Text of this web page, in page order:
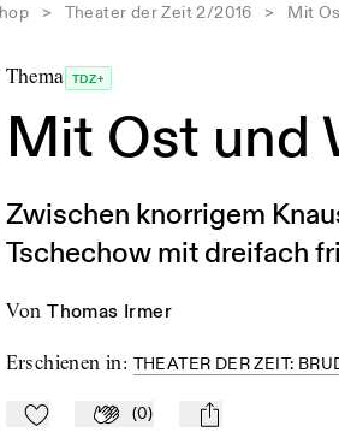
> Theater der Zeit 2/2016 > Mit
Thema TDZ+
Mit Ost und
Zwischen knorrigem
Tschechow mit dreifach
von Thomas Irmer
Erschienen in: THEATER DER ZEIT:
Zu Mein-TdZ hinzufügen
Applaudieren
(0) mail